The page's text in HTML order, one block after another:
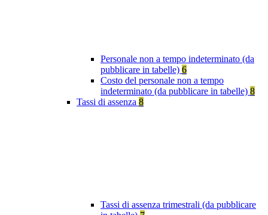
Personale non a tempo indeterminato (da
pubblicare in tabelle) 6
Costo del personale non a tempo
indeterminato (da pubblicare in tabelle) 8
Tassi di assenza 8
Tassi di assenza trimestrali (da pubblicare